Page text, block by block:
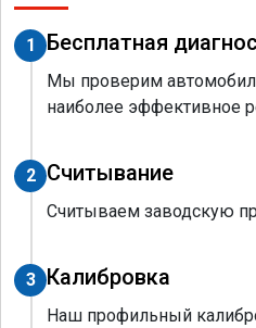
1 Бесплатная
Мы проверим
наиболее эффективное
2 Считывание
Считываем заводскую
3 Калибровка
Наш профильный